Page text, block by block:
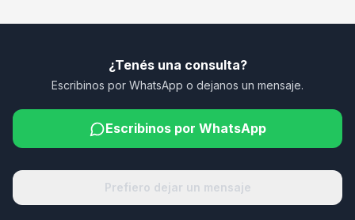
¿Tenés una consulta?
Escribinos por WhatsApp o dejanos un mensaje.
Escribinos por WhatsApp
Prefiero dejar un mensaje